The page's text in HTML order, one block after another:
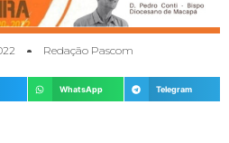
Redação Pascom
WhatsApp Telegram